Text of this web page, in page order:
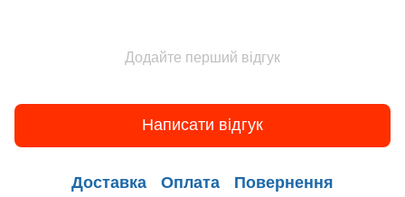
Додайте перший відгук
Написати відгук
Доставка Оплата Повернення